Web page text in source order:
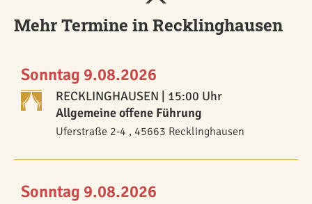
Mehr Termine in Recklinghausen
Sonntag 9.08.2026
RECKLINGHAUSEN | 15:00 Uhr
Allgemeine offene Führung
Uferstraße 2-4 , 45663 Recklinghausen
Sonntag 9.08.2026